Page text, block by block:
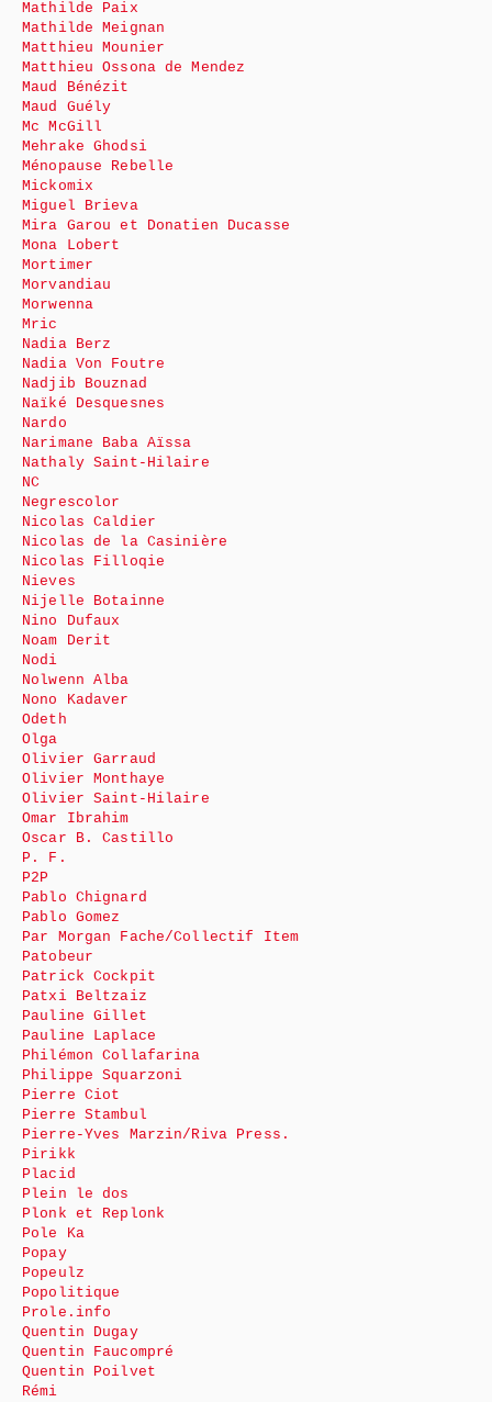
Mathilde Paix
Mathilde Meignan
Matthieu Mounier
Matthieu Ossona de Mendez
Maud Bénézit
Maud Guély
Mc McGill
Mehrake Ghodsi
Ménopause Rebelle
Mickomix
Miguel Brieva
Mira Garou et Donatien Ducasse
Mona Lobert
Mortimer
Morvandiau
Morwenna
Mric
Nadia Berz
Nadia Von Foutre
Nadjib Bouznad
Naïké Desquesnes
Nardo
Narimane Baba Aïssa
Nathaly Saint-Hilaire
NC
Negrescolor
Nicolas Caldier
Nicolas de la Casinière
Nicolas Filloqie
Nieves
Nijelle Botainne
Nino Dufaux
Noam Derit
Nodi
Nolwenn Alba
Nono Kadaver
Odeth
Olga
Olivier Garraud
Olivier Monthaye
Olivier Saint-Hilaire
Omar Ibrahim
Oscar B. Castillo
P. F.
P2P
Pablo Chignard
Pablo Gomez
Par Morgan Fache/Collectif Item
Patobeur
Patrick Cockpit
Patxi Beltzaiz
Pauline Gillet
Pauline Laplace
Philémon Collafarina
Philippe Squarzoni
Pierre Ciot
Pierre Stambul
Pierre-Yves Marzin/Riva Press.
Pirikk
Placid
Plein le dos
Plonk et Replonk
Pole Ka
Popay
Popeulz
Popolitique
Prole.info
Quentin Dugay
Quentin Faucompré
Quentin Poilvet
Rémi